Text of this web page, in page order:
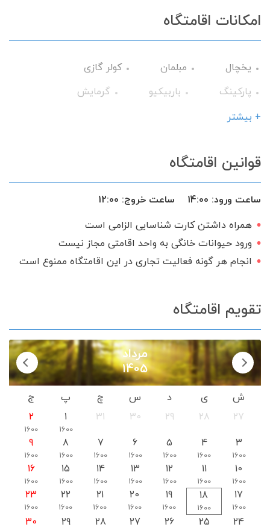
امکانات اقامتگاه
یخچال مبلمان
کولر گازی
پارکینگ
باربیکیو
گرمایش
وسایل آشپزی
پنکه سقفی
گیرنده دیجیتال
سرویس ایرانی
+ بیشتر
قوانین اقامتگاه
ساعت ورود: 14:00 ساعت خروج: 12:00
همراه داشتن کارت شناسایی الزامی است
ورود حیوانات خانگی به واحد اقامتی مجاز نیست
انجام هر گونه فعالیت تجاری در این اقامتگاه ممنوع است
تقویم اقامتگاه
مرداد
1405
ش ی د س چ پ
ج
27
28
29
30
31
1
1600
2
1600
3
1600
4
1600
5
1600
6
1600
7
1600
8
1600
9
1600
10
1600
11
1600
12
1600
13
1600
14
1600
15
1600
16
1600
17
1600
18
1600
19
1600
20
1600
21
1600
22
1600
23
1600
24
25
26
27
28
29
30